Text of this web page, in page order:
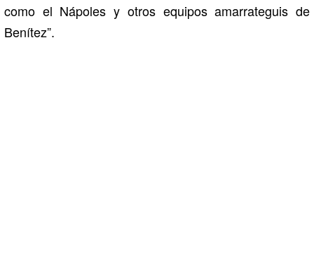
como el Nápoles y otros equipos amarrateguis de
Benítez”.